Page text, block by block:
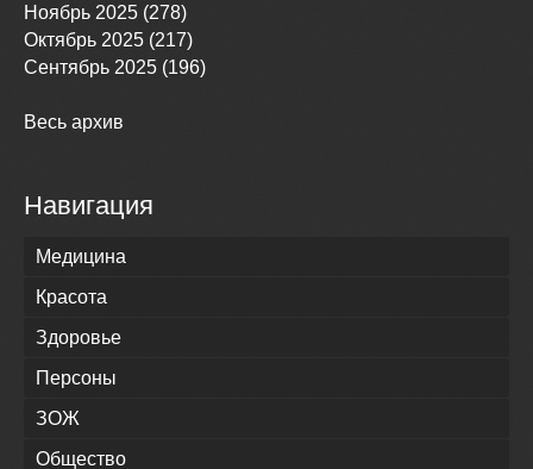
Ноябрь 2025 (278)
Октябрь 2025 (217)
Сентябрь 2025 (196)
Весь архив
Навигация
Медицина
Красота
Здоровье
Персоны
ЗОЖ
Общество